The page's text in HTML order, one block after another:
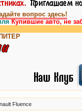
вопрос здесь!
Купившие авто, не
ПИТЕР
Fluence